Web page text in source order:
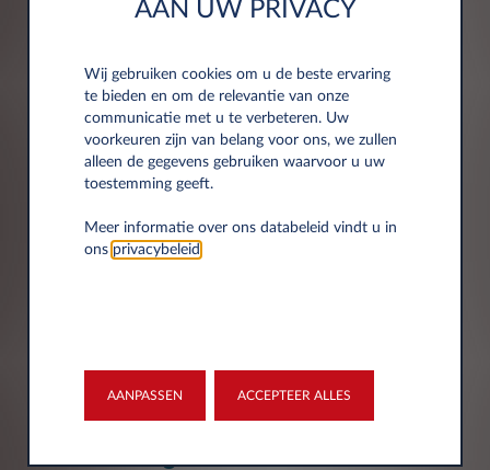
HOE GEBRUIKEN WIJ UW
PERSOONSGEGEVENS?
persoonsgegevens? Klik danhiervoor de
privacy & cookie verklaring van Leasys
AAN UW PRIVACY
Wij gebruiken cookies om u de beste ervaring
te bieden en om de relevantie van onze
communicatie met u te verbeteren. Uw
voorkeuren zijn van belang voor ons, we zullen
alleen de gegevens gebruiken waarvoor u uw
toestemming geeft.
Meer informatie over ons databeleid vindt u in
ons privacybeleid
AANPASSEN ACCEPTEER ALLES